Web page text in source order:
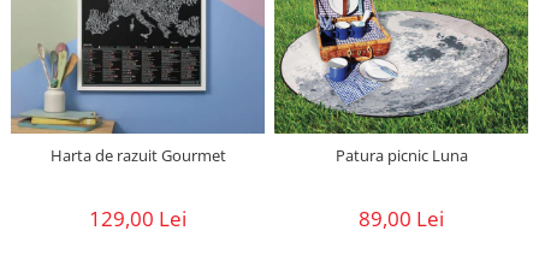
Harta de razuit Gourmet
129,00 Lei
Patura picnic Luna
89,00 Lei